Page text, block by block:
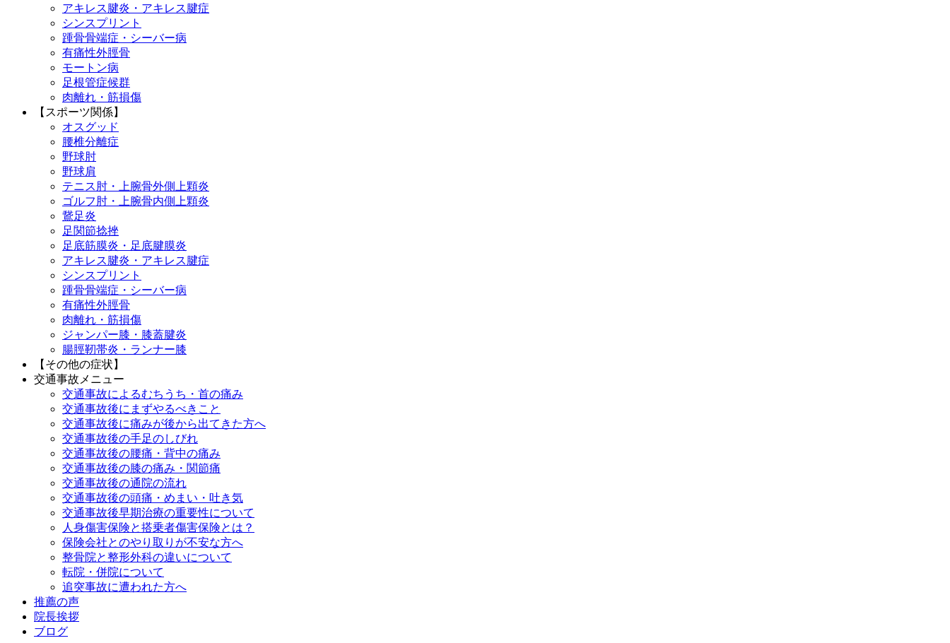
アキレス腱炎・アキレス腱症
シンスプリント
踵骨骨端症・シーバー病
有痛性外脛骨
モートン病
足根管症候群
肉離れ・筋損傷
【スポーツ関係】
オスグッド
腰椎分離症
野球肘
野球肩
テニス肘・上腕骨外側上顆炎
ゴルフ肘・上腕骨内側上顆炎
鵞足炎
足関節捻挫
足底筋膜炎・足底腱膜炎
アキレス腱炎・アキレス腱症
シンスプリント
踵骨骨端症・シーバー病
有痛性外脛骨
肉離れ・筋損傷
ジャンパー膝・膝蓋腱炎
腸脛靭帯炎・ランナー膝
【その他の症状】
交通事故メニュー
交通事故によるむちうち・首の痛み
交通事故後にまずやるべきこと
交通事故後に痛みが後から出てきた方へ
交通事故後の手足のしびれ
交通事故後の腰痛・背中の痛み
交通事故後の膝の痛み・関節痛
交通事故後の通院の流れ
交通事故後の頭痛・めまい・吐き気
交通事故後早期治療の重要性について
人身傷害保険と搭乗者傷害保険とは？
保険会社とのやり取りが不安な方へ
整骨院と整形外科の違いについて
転院・併院について
追突事故に遭われた方へ
推薦の声
院長挨拶
ブログ